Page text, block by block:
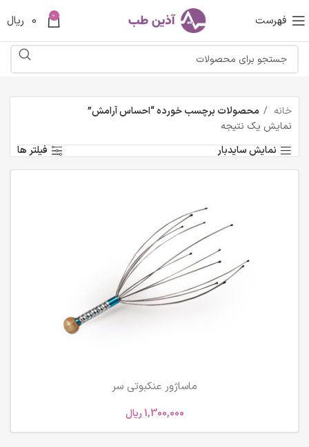
فهرست 0
0 ریال
خانه
محصولات برچسب خورده “احساس آرامش”
نمایش یک نتیجه
نمایش سایدبار
فیلتر ها
ماساژور عنکبوتی سر
1,300,000ریال